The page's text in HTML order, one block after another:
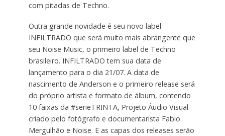
com pitadas de Techno.
Outra grande novidade é seu novo label
INFILTRADO que será muito mais abrangente que
seu Noise Music, o primeiro label de Techno
brasileiro. INFILTRADO tem sua data de
lançamento para o dia 21/07. A data de
nascimento de Anderson e o primeiro release será
do próprio artista e formato de álbum, contendo
10 faixas da #serieTRINTA, Projeto Áudio Visual
criado pelo fotógrafo e documentarista Fabio
Mergulhão e Noise. E as capas dos releases serão